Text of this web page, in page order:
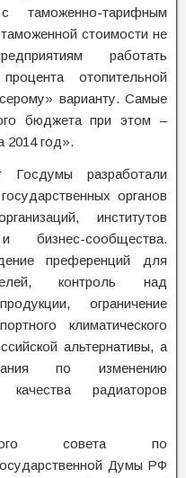
таможенно-тарифным
стоимости не
работать
отопительной
варианту. Самые
бюджета при этом –
2014 год».
разработали
органов
институтов
бизнес-сообщества.
преференций для
контроль над
ограничение
климатического
альтернативы, а
по изменению
радиаторов
совета по
Думы РФ